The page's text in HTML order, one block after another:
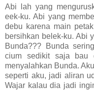
Abi lah yang
eek-ku. Abi yang
debu karena main
bersihkan belek-ku. Abi
Bunda??? Bunda
cium sedikit saja bau
menyalahkan Bunda.
seperti aku, jadi aliran
Wajar kalau dia jadi